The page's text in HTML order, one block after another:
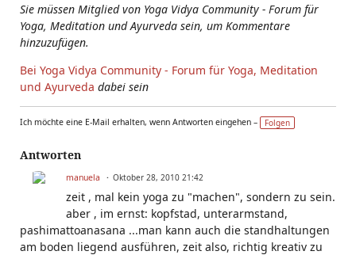
Sie müssen Mitglied von Yoga Vidya Community - Forum für
Yoga, Meditation und Ayurveda sein, um Kommentare
hinzuzufügen.
Bei Yoga Vidya Community - Forum für Yoga, Meditation
und Ayurveda dabei sein
Ich möchte eine E-Mail erhalten, wenn Antworten eingehen – Folgen
Antworten
manuela Oktober 28, 2010 21:42
zeit , mal kein yoga zu "machen", sondern zu sein.
aber , im ernst: kopfstad, unterarmstand,
pashimattoanasana ...man kann auch die standhaltungen
am boden liegend ausführen, zeit also, richtig kreativ zu